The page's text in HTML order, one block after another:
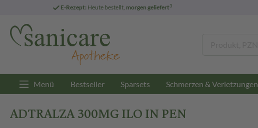
E-Rezept: Heute bestellt, morgen geliefert3
Menü Bestseller Sparsets Schmerzen & Verletzungen
ADTRALZA 300MG ILO IN PEN